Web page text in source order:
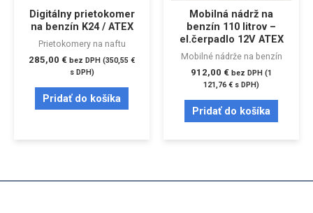
Digitálny prietokomer
na benzín K24 / ATEX
Prietokomery na naftu
285,00 € bez DPH (350,55 €
s DPH)
Pridať do košíka
Mobilná nádrž na
benzín 110 litrov –
el.čerpadlo 12V ATEX
Mobilné nádrže na benzín
912,00 € bez DPH (1
121,76 € s DPH)
Pridať do košíka